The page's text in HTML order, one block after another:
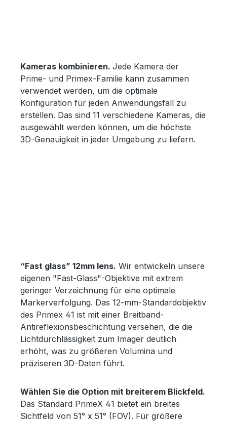
Kameras kombinieren. Jede Kamera der
Prime- und Primex-Familie kann zusammen
verwendet werden, um die optimale
Konfiguration für jeden Anwendungsfall zu
erstellen. Das sind 11 verschiedene Kameras, die
ausgewählt werden können, um die höchste
3D-Genauigkeit in jeder Umgebung zu liefern.
“Fast glass” 12mm lens. Wir entwickeln unsere
eigenen "Fast-Glass"-Objektive mit extrem
geringer Verzeichnung für eine optimale
Markerverfolgung. Das 12-mm-Standardobjektiv
des Primex 41 ist mit einer Breitband-
Antireflexionsbeschichtung versehen, die die
Lichtdurchlässigkeit zum Imager deutlich
erhöht, was zu größeren Volumina und
präziseren 3D-Daten führt.
Wählen Sie die Option mit breiterem Blickfeld.
Das Standard PrimeX 41 bietet ein breites
Sichtfeld von 51° x 51° (FOV). Für größere